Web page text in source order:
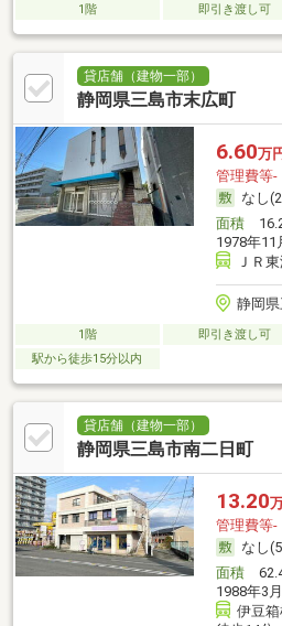
1階 即引き渡し可
貸店舗（建物一部）
静岡県三島市末広町
6.60万
管理費等-
なし
面積
1978年11
ＪＲ
静岡
1階 即引き渡し可
駅から徒歩15分以内
貸店舗（建物一部）
静岡県三島市南二日町
13.20
管理費等-
なし
面積
1988年3
伊豆